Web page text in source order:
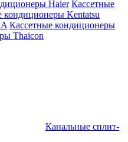
Haier Кассетные
кондиционеры Kentatsu
Кассетные кондиционеры
Thaicon
Канальные сплит-